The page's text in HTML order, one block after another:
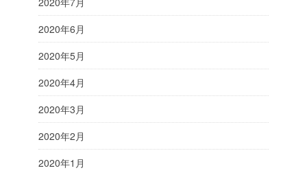
2020年6月
2020年5月
2020年4月
2020年3月
2020年2月
2020年1月